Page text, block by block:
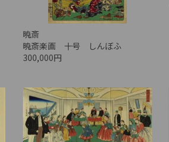
暁斎
暁斎楽画 十号 しんぼふ
300,000円